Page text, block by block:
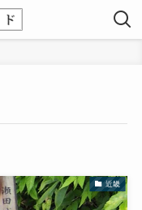
近畿